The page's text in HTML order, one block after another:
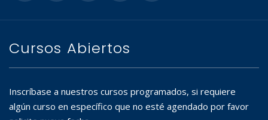
Cursos Abiertos
Inscríbase a nuestros cursos programados, si requiere
algún curso en específico que no esté agendado por favor